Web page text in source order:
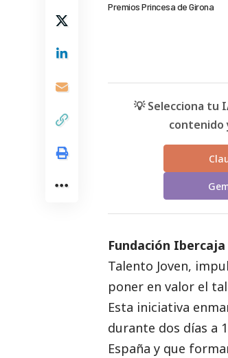
Premios Princesa de Girona
💡 Selecciona tu
contenido
Fundación Ibercaja
Talento Joven,
poner en valor el
Esta iniciativa
durante dos días a
España y que